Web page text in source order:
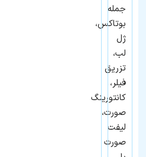
جمله
بوتاکس،
ژل
لب،
تزریق
فیلر،
کانتورینگ
صورت،
لیفت
صورت